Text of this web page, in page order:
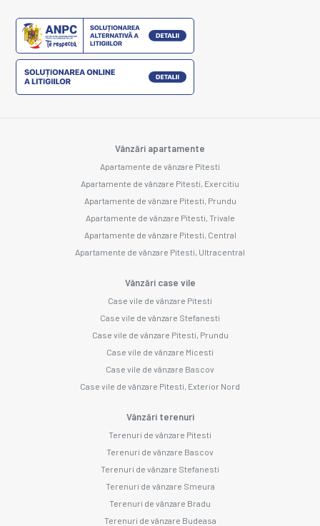
Vânzări apartamente
Apartamente de vânzare Pitesti
Apartamente de vânzare Pitesti, Exercitiu
Apartamente de vânzare Pitesti, Prundu
Apartamente de vânzare Pitesti, Trivale
Apartamente de vânzare Pitesti, Central
Apartamente de vânzare Pitesti, Ultracentral
Vânzări case vile
Case vile de vânzare Pitesti
Case vile de vânzare Stefanesti
Case vile de vânzare Pitesti, Prundu
Case vile de vânzare Micesti
Case vile de vânzare Bascov
Case vile de vânzare Pitesti, Exterior Nord
Vânzări terenuri
Terenuri de vânzare Pitesti
Terenuri de vânzare Bascov
Terenuri de vânzare Stefanesti
Terenuri de vânzare Smeura
Terenuri de vânzare Bradu
Terenuri de vânzare Budeasa